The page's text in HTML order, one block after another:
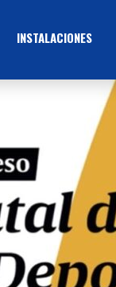
INSTALACIONES